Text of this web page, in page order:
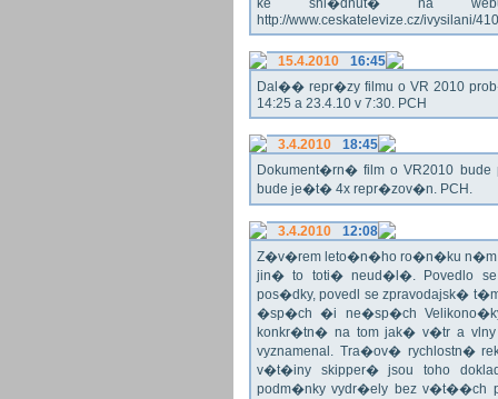
ke shl�dnut� na
http://www.ceskatelevize.cz/ivysilani/
15.4.2010
16:45
Dal�� repr�zy filmu o VR 2010
14:25 a 23.4.10 v 7:30. PCH
3.4.2010
18:45
Dokument�rn� film o VR2010
bude je�t� 4x repr�zov�n. PCH.
3.4.2010
12:08
Z�v�rem leto�n�ho ro�n�ku n�m
jin� to toti� neud�l�. Povedlo
pos�dky, povedl se zpravodajsk�
�sp�ch �i ne�sp�ch
konkr�tn� na tom jak� v�tr a
vyznamenal. Tra�ov� rychlostn�
v�t�iny skipper� jsou toho
podm�nky vydr�ely bez v�t��ch